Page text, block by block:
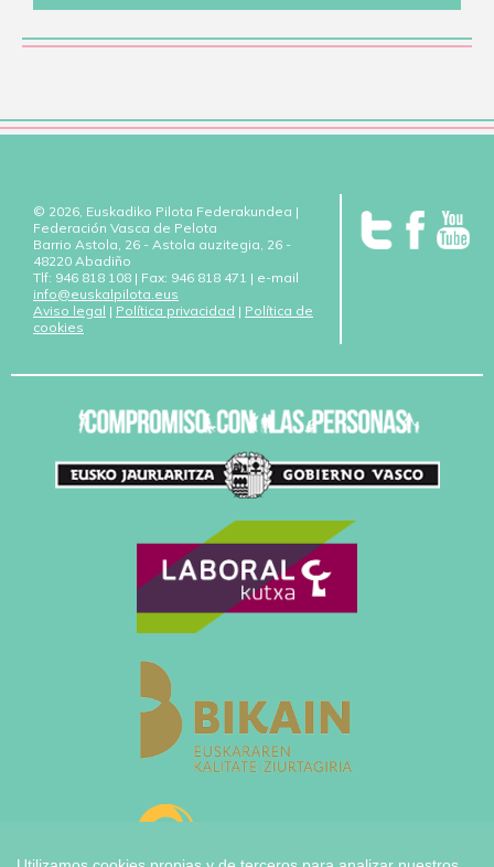
© 2026, Euskadiko Pilota Federakundea |
Federación Vasca de Pelota
Barrio Astola, 26 - Astola auzitegia, 26 -
48220 Abadiño
Tlf: 946 818 108 | Fax: 946 818 471 | e-mail
info@euskalpilota.eus
Aviso legal | Política privacidad | Política de
cookies